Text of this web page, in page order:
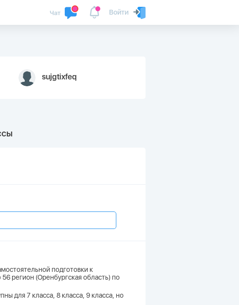
Войти
Чат
sujgtixfeq
подготовки к
регион (Оренбургская область) по
для 7 класса, 8 класса, 9 класса, но